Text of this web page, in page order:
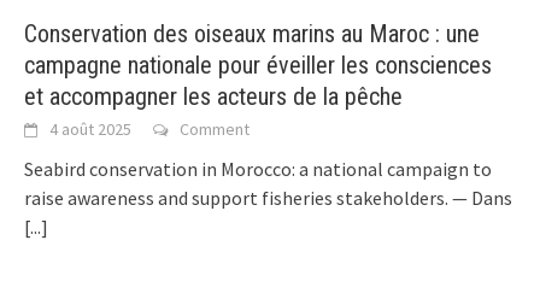
Conservation des oiseaux marins au Maroc : une
campagne nationale pour éveiller les consciences
et accompagner les acteurs de la pêche
4 août 2025 Comment
Seabird conservation in Morocco: a national campaign to
raise awareness and support fisheries stakeholders. — Dans
[...]